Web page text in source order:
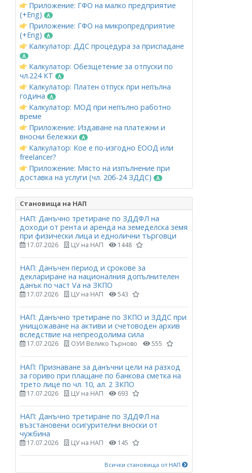
Приложение: ГФО на малко предприятие
(+Eng)
Приложение: ГФО на микропредприятие
(+Eng)
Калкулатор: ДДС процедура за приспадане
Калкулатор: Обезщетение за отпуски по
чл.224 КТ
Калкулатор: Платен отпуск при непълна
година
Калкулатор: МОД при непълно работно
време
Приложение: Издаване на платежни и
вносни бележки
Калкулатор: Кое е по-изгодно ЕООД или
freelancer?
Приложение: Място на изпълнение при
доставка на услуги (чл. 20б-24 ЗДДС)
Становища на НАП
НАП: Данъчно третиране по ЗДДФЛ на
доходи от рента и аренда на земеделска земя
при физически лица и еднолични търговци
17.07.2026 ЦУ на НАП 1448
НАП: Данъчен период и срокове за
деклариране на националния допълнителен
данък по част Vа на ЗКПО
17.07.2026 ЦУ на НАП 543
НАП: Данъчно третиране по ЗКПО и ЗДДС при
унищожаване на активи и счетоводен архив
вследствие на непреодолима сила
17.07.2026 ОУИ Велико Търново 555
НАП: Признаване за данъчни цели на разход
за гориво при плащане по банкова сметка на
трето лице по чл. 10, ал. 2 ЗКПО
17.07.2026 ЦУ на НАП 693
НАП: Данъчно третиране по ЗДДФЛ на
възстановени осигурителни вноски от
чужбина
17.07.2026 ЦУ на НАП 145
Всички становища от НАП